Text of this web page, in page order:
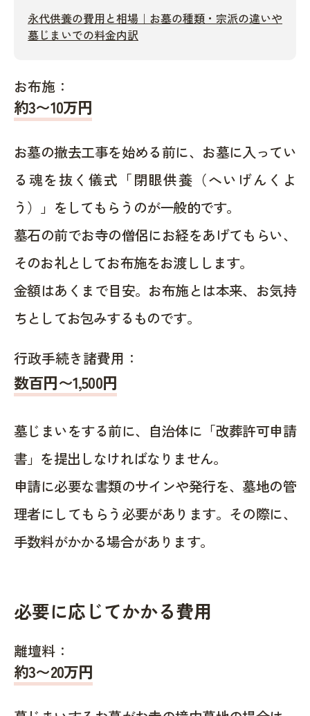
永代供養の費用と相場｜お墓の種類・宗派の違いや
墓じまいでの料金内訳
お布施：
約3〜10万円
お墓の撤去工事を始める前に、お墓に入ってい
る魂を抜く儀式「閉眼供養（へいげんくよ
う）」をしてもらうのが一般的です。
墓石の前でお寺の僧侶にお経をあげてもらい、
そのお礼としてお布施をお渡しします。
金額はあくまで目安。お布施とは本来、お気持
ちとしてお包みするものです。
行政手続き諸費用：
数百円〜1,500円
墓じまいをする前に、自治体に「改葬許可申請
書」を提出しなければなりません。
申請に必要な書類のサインや発行を、墓地の管
理者にしてもらう必要があります。その際に、
手数料がかかる場合があります。
必要に応じてかかる費用
離壇料：
約3〜20万円